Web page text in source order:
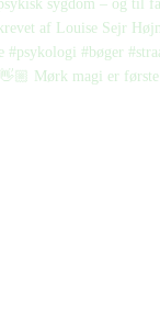
Mørk magi er første